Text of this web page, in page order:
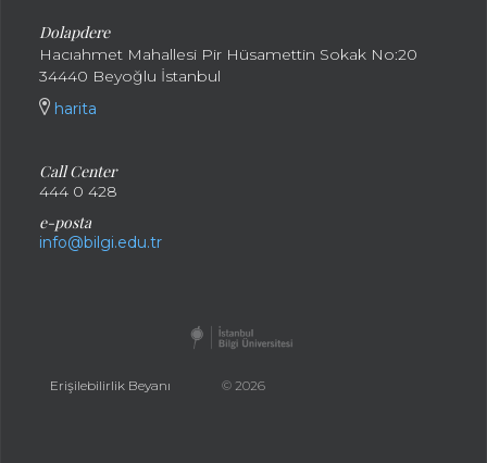
Dolapdere
Hacıahmet Mahallesi Pir Hüsamettin Sokak No:20
34440 Beyoğlu İstanbul
harita
Call Center
444 0 428
e-posta
info@bilgi.edu.tr
Erişilebilirlik Beyanı © 2026